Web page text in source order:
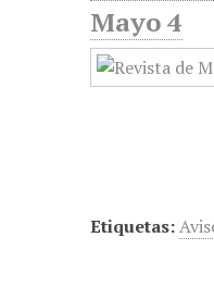
Mayo 4
Etiquetas: